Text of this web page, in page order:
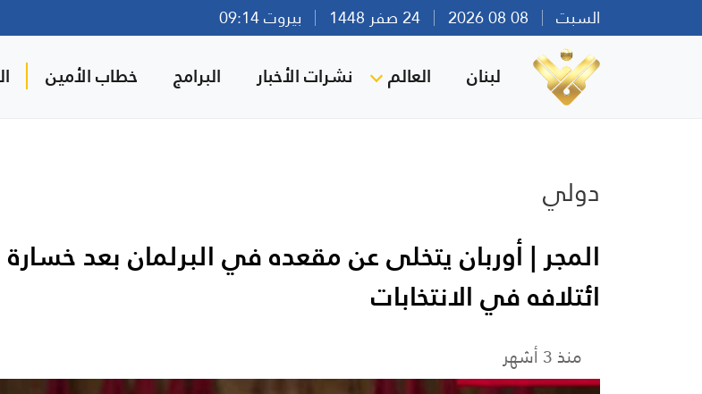
السبت بيروت 09:14
لبنان العالم نشرات الأخبار البرامج خطاب الأمين
دولي
المجر | أوربان يتخلى عن مقعده في البرلمان بعد خسارة
ائتلافه في الانتخابات
منذ 3 أشهر